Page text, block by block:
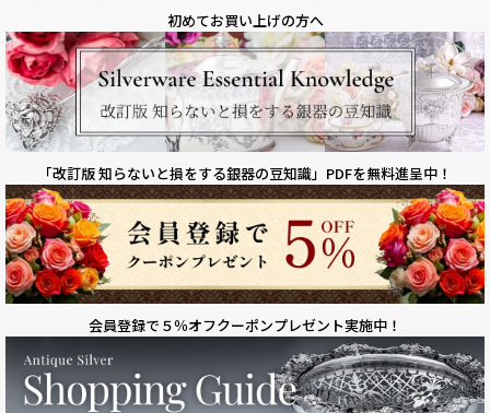
初めてお買い上げの方へ
「改訂版 知らないと損をする銀器の豆知識」 PDFを無料進呈中！
会員登録で５％オフクーポンプレゼント実施中！